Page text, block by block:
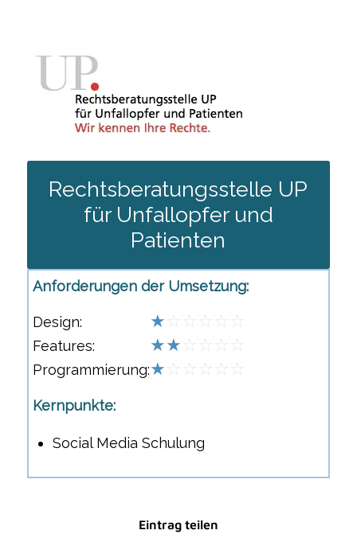
Rechtsberatungsstelle UP
für Unfallopfer und
Patienten
Anforderungen der Umsetzung:
Design: ★ ☆☆☆☆☆
Features: ★★ ☆☆☆☆
Programmierung:★ ☆☆☆☆☆
Kernpunkte:
Social Media Schulung
Eintrag teilen